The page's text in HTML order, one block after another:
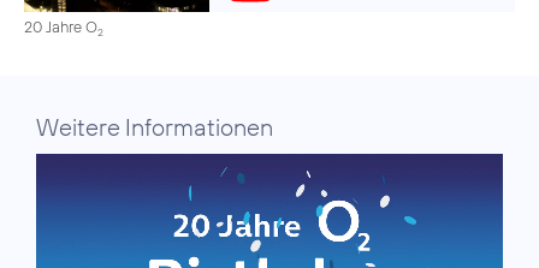
20 Jahre O2
Weitere Informationen